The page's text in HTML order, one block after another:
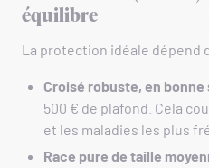
équilibre
La protection idéale dépend
Croisé robuste, en bonne
500 € de plafond. Cela
et les maladies les plus
Race pure de taille